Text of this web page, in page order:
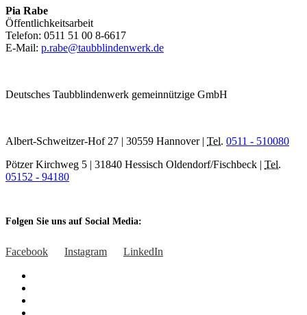
Pia Rabe
Öffentlichkeitsarbeit
Telefon: 0511 51 00 8-6617
E-Mail: p.rabe@taubblindenwerk.de
Deutsches Taubblindenwerk gemeinnützige GmbH
Albert-Schweitzer-Hof 27 | 30559 Hannover | Tel. 0511 - 510080
Pötzer Kirchweg 5 | 31840 Hessisch Oldendorf/Fischbeck | Tel.
05152 - 94180
Folgen Sie uns auf Social Media:
Facebook Instagram LinkedIn